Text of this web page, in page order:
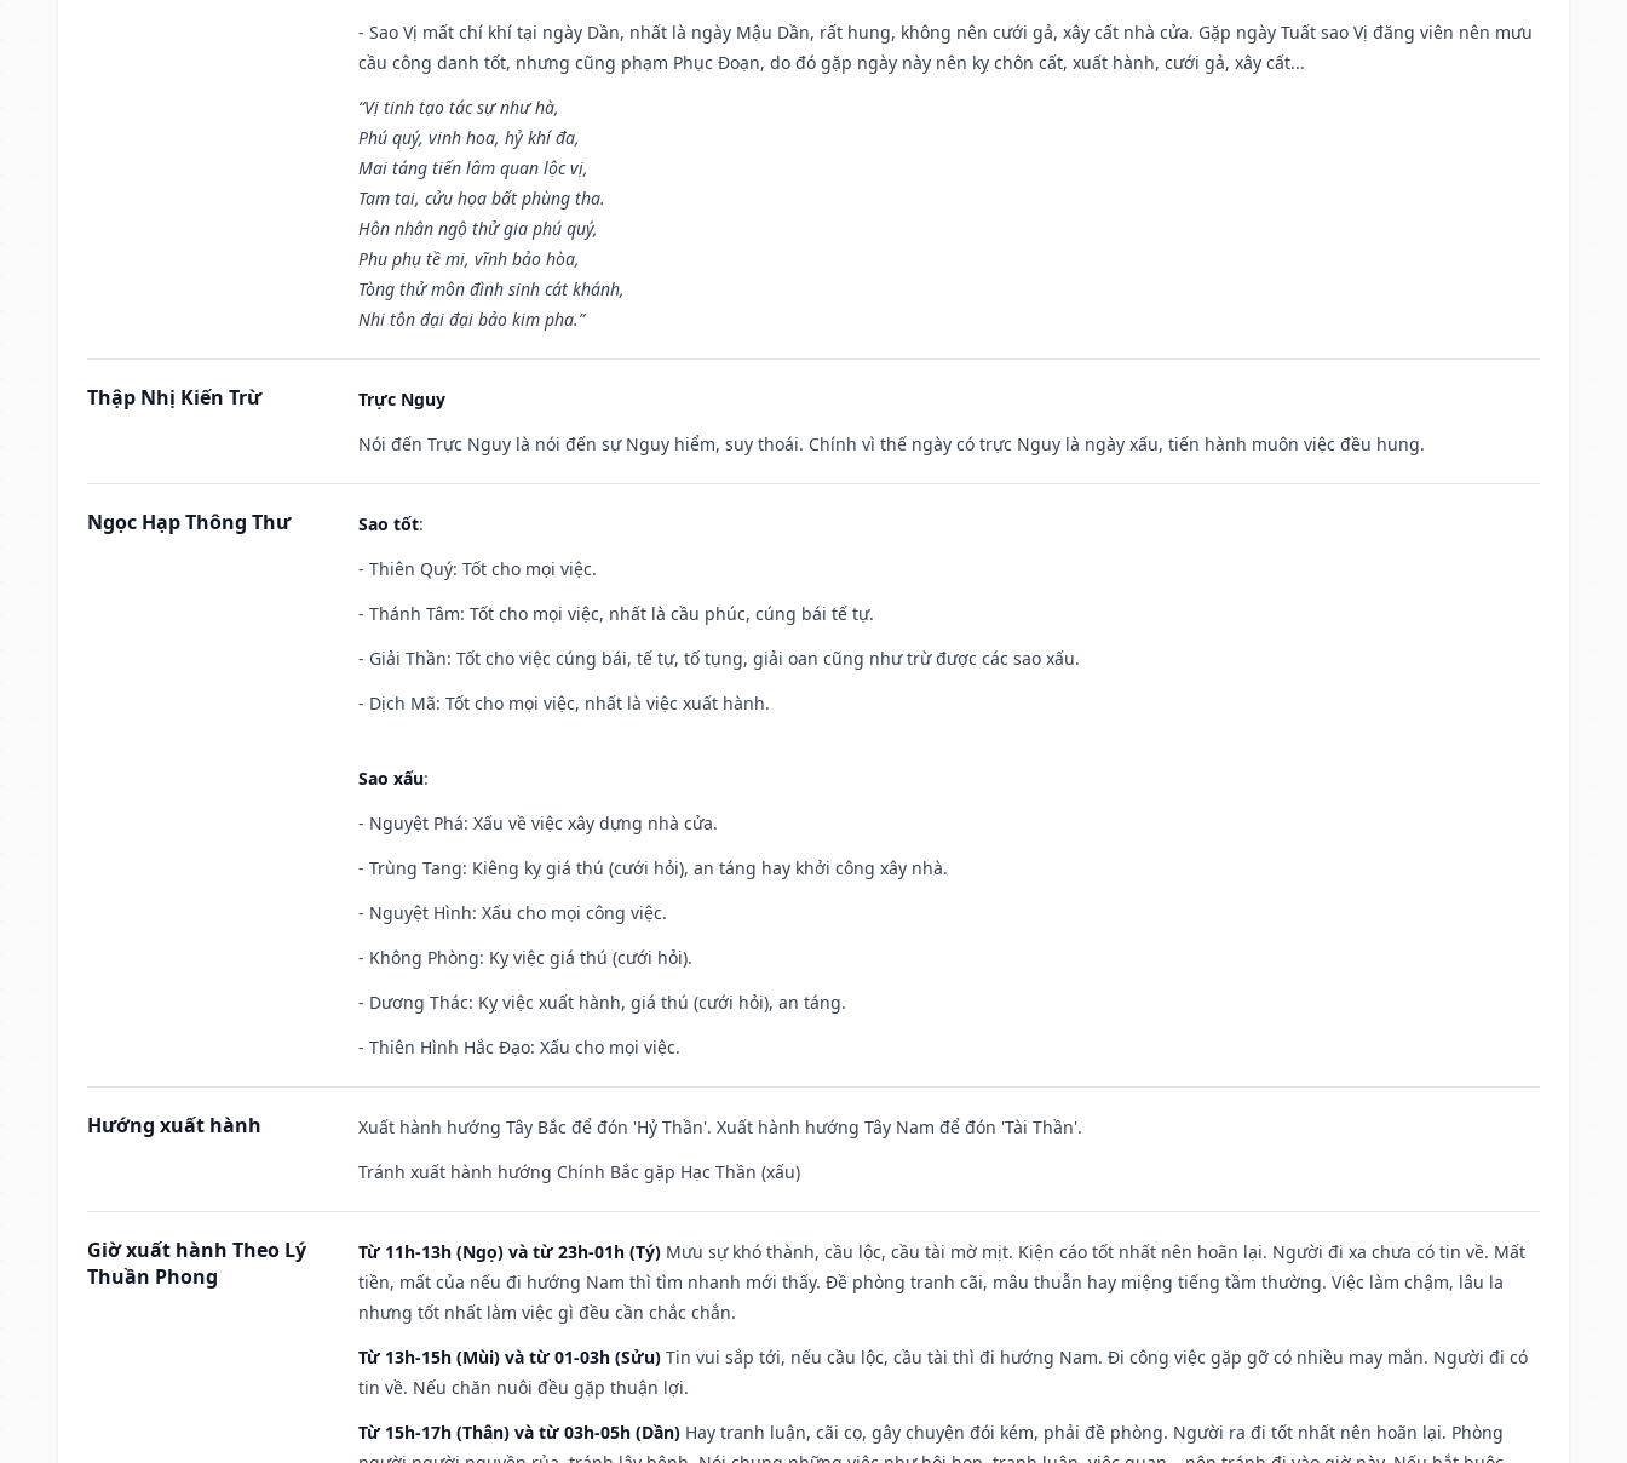
- Sao Vị mất chí khí tại ngày Dần, nhất là ngày Mậu Dần, rất hung, không nên cưới gả, xây cất nhà cửa. Gặp ngày Tuất sao Vị đăng viên nên mưu
cầu công danh tốt, nhưng cũng phạm Phục Đoạn, do đó gặp ngày này nên kỵ chôn cất, xuất hành, cưới gả, xây cất...
“Vị tinh tạo tác sự như hà,
Phú quý, vinh hoa, hỷ khí đa,
Mai táng tiến lâm quan lộc vị,
Tam tai, cửu họa bất phùng tha.
Hôn nhân ngộ thử gia phú quý,
Phu phụ tề mi, vĩnh bảo hòa,
Tòng thử môn đình sinh cát khánh,
Nhi tôn đại đại bảo kim pha.”
Thập Nhị Kiến Trừ
Trực Nguy
Nói đến Trực Nguy là nói đến sự Nguy hiểm, suy thoái. Chính vì thế ngày có trực Nguy là ngày xấu, tiến hành muôn việc đều hung.
Ngọc Hạp Thông Thư Sao tốt:
- Thiên Quý: Tốt cho mọi việc.
- Thánh Tâm: Tốt cho mọi việc, nhất là cầu phúc, cúng bái tế tự.
- Giải Thần: Tốt cho việc cúng bái, tế tự, tố tụng, giải oan cũng như trừ được các sao xấu.
- Dịch Mã: Tốt cho mọi việc, nhất là việc xuất hành.
Sao xấu:
- Nguyệt Phá: Xấu về việc xây dựng nhà cửa.
- Trùng Tang: Kiêng kỵ giá thú (cưới hỏi), an táng hay khởi công xây nhà.
- Nguyệt Hình: Xấu cho mọi công việc.
- Không Phòng: Kỵ việc giá thú (cưới hỏi).
- Dương Thác: Kỵ việc xuất hành, giá thú (cưới hỏi), an táng.
- Thiên Hình Hắc Đạo: Xấu cho mọi việc.
Hướng xuất hành
Xuất hành hướng Tây Bắc để đón 'Hỷ Thần'. Xuất hành hướng Tây Nam để đón 'Tài Thần'.
Tránh xuất hành hướng Chính Bắc gặp Hạc Thần (xấu)
Giờ xuất hành Theo Lý
Thuần Phong
Từ 11h-13h (Ngọ) và từ 23h-01h (Tý) Mưu sự khó thành, cầu lộc, cầu tài mờ mịt. Kiện cáo tốt nhất nên hoãn lại. Người đi xa chưa có tin về. Mất
tiền, mất của nếu đi hướng Nam thì tìm nhanh mới thấy. Đề phòng tranh cãi, mâu thuẫn hay miệng tiếng tầm thường. Việc làm chậm, lâu la
nhưng tốt nhất làm việc gì đều cần chắc chắn.
Từ 13h-15h (Mùi) và từ 01-03h (Sửu) Tin vui sắp tới, nếu cầu lộc, cầu tài thì đi hướng Nam. Đi công việc gặp gỡ có nhiều may mắn. Người đi có
tin về. Nếu chăn nuôi đều gặp thuận lợi.
Từ 15h-17h (Thân) và từ 03h-05h (Dần) Hay tranh luận, cãi cọ, gây chuyện đói kém, phải đề phòng. Người ra đi tốt nhất nên hoãn lại. Phòng